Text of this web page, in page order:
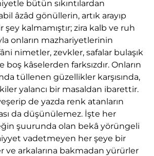
bütün sıkıntılardan
âzâd gönüllerin, artık arayıp
şey kalmamıştır; zira kalb ve ruh
onların mazhariyetlerinin
nimetler, zevkler, safalar bulaşık
boş kâselerden farksızdır. Onların
tüllenen güzellikler karşısında,
yalancı bir masaldan ibarettir.
de yazda renk atanların
da düşünülemez. İşte her
şuurunda olan bekâ yörüngeli
vadetmeyen her şeye bir
ve arkalarına bakmadan yürürler